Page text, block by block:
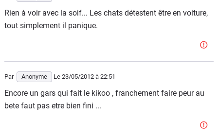
Rien à voir avec la soif... Les chats détestent être en voiture,
tout simplement il panique.
Par Anonyme Le 23/05/2012 à 22:51
Encore un gars qui fait le kikoo , franchement faire peur au
bete faut pas etre bien fini ...